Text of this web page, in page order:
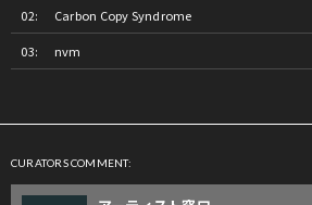
Carbon Copy Syndrome
nvm
CURATORS COMMENT: